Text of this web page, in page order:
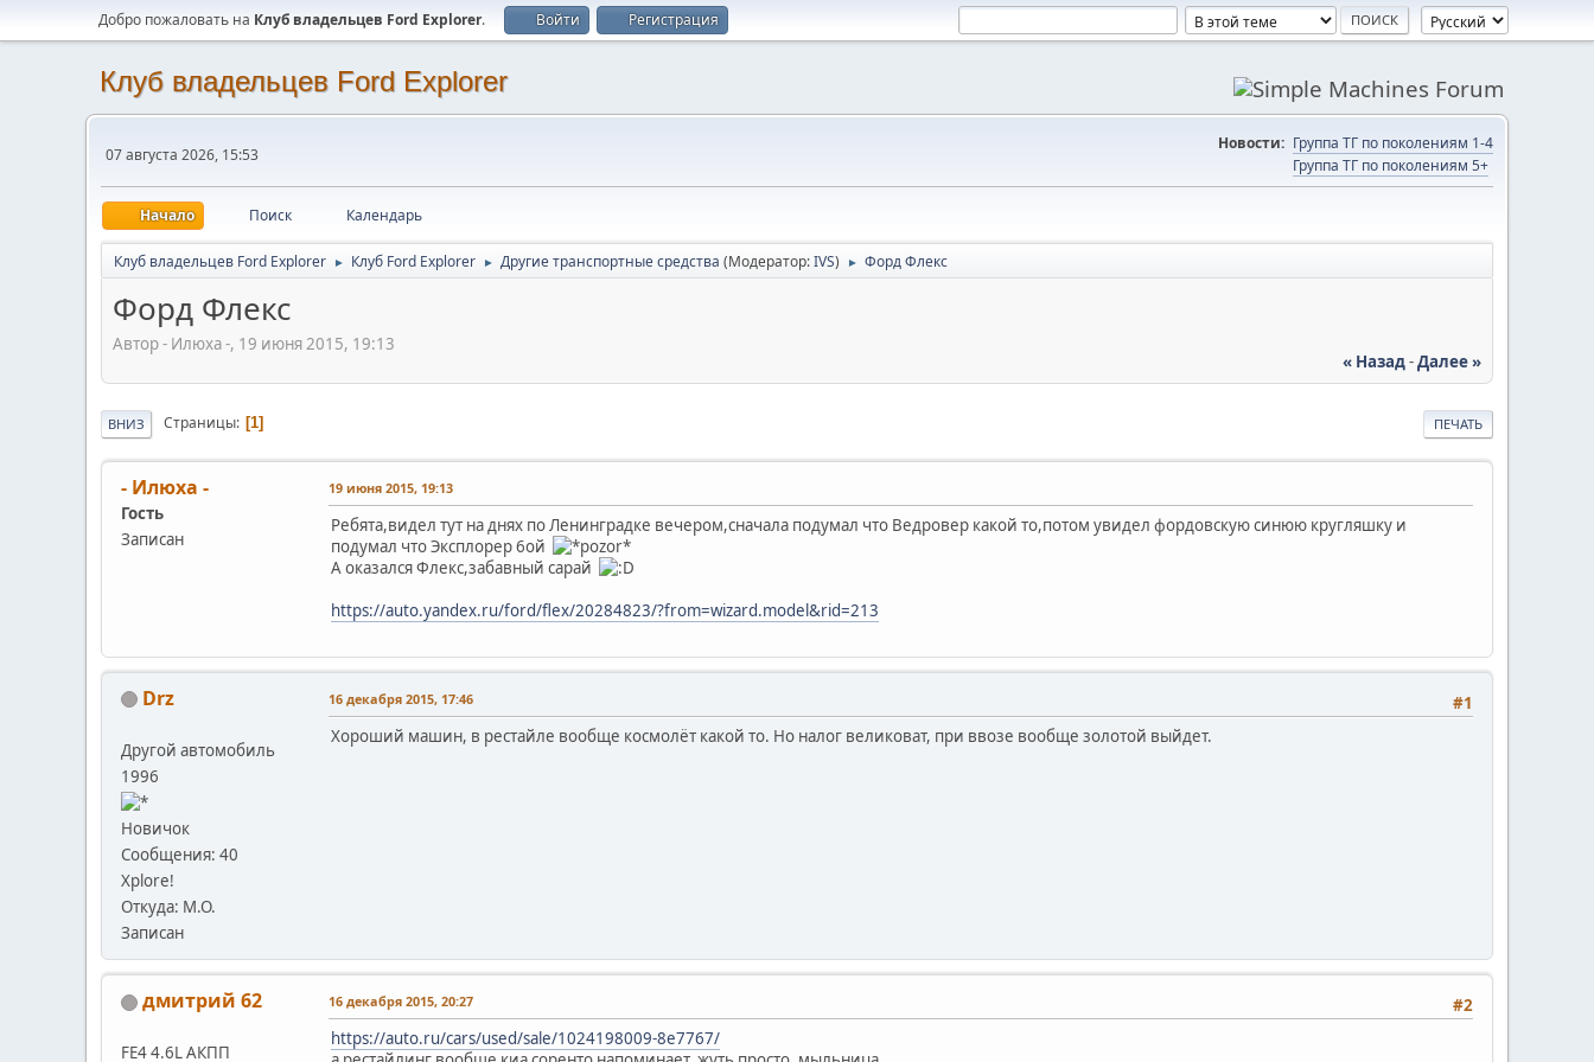
Добро пожаловать на Клуб владельцев Ford Explorer. Войти Регистрация
Клуб владельцев Ford Explorer
07 августа 2026, 15:53
Новости: Группа ТГ по поколениям 1-4
Группа ТГ по поколениям 5+
Начало Поиск Календарь
Клуб владельцев Ford Explorer ► Клуб Ford Explorer ► Другие транспортные средства (Модератор:IVS) ► Форд Флекс
Форд Флекс
Автор - Илюха -, 19 июня 2015, 19:13
« Назад-Далее »
ПЕЧАТЬ
ВНИЗ Страницы 1
- Илюха -
Гость
Записан
19 июня 2015, 19:13
Ребята,видел тут на днях по Ленинградке вечером,сначала подумал что Ведровер какой то,потом увидел фордовскую синюю кругляшку и
подумал что Эксплорер 6ой
А оказался Флекс,забавный сарай
https://auto.yandex.ru/ford/flex/20284823/?from=wizard.model&rid=213
Drz
Другой автомобиль
1996
Новичок
Сообщения: 40
Xplore!
Откуда: М.О.
Записан
#1
16 декабря 2015, 17:46
Хороший машин, в рестайле вообще космолёт какой то. Но налог великоват, при ввозе вообще золотой выйдет.
дмитрий 62
FE4 4.6L АКПП
#2
16 декабря 2015, 20:27
https://auto.ru/cars/used/sale/1024198009-8e7767/